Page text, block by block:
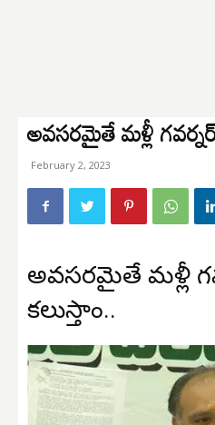
అవసరమైతే మళ్లీ
February 2, 2023
అవసరమైతే మళ్లీ
కలుస్తాం..